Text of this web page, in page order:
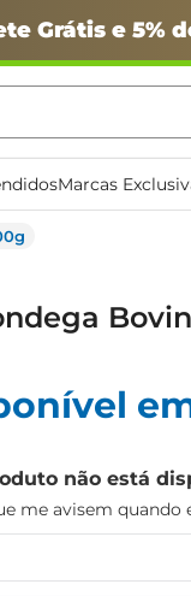
Grátis e 5%
Marcas
não está
me avisem quando